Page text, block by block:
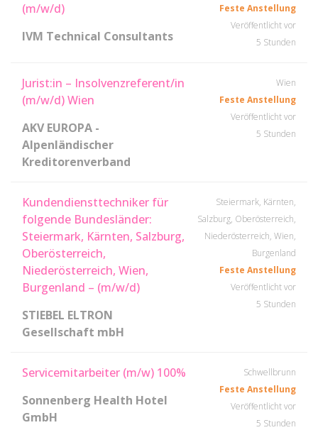
(m/w/d)
IVM Technical Consultants
Feste Anstellung
Veröffentlicht vor
5 Stunden
Jurist:in – Insolvenzreferent/in
(m/w/d) Wien
AKV EUROPA -
Alpenländischer
Kreditorenverband
Wien
Feste Anstellung
Veröffentlicht vor
5 Stunden
Kundendiensttechniker für
folgende Bundesländer:
Steiermark, Kärnten, Salzburg,
Oberösterreich,
Niederösterreich, Wien,
Burgenland – (m/w/d)
STIEBEL ELTRON
Gesellschaft mbH
Steiermark, Kärnten,
Salzburg, Oberösterreich,
Niederösterreich, Wien,
Burgenland
Feste Anstellung
Veröffentlicht vor
5 Stunden
Servicemitarbeiter (m/w) 100%
Sonnenberg Health Hotel
GmbH
Schwellbrunn
Feste Anstellung
Veröffentlicht vor
5 Stunden